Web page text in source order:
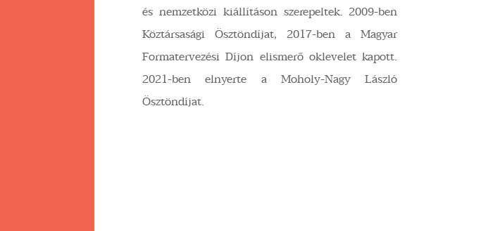
és nemzetközi kiállításon szerepeltek. 2009-ben
Köztársasági Ösztöndíjat, 2017-ben a Magyar
Formatervezési Díjon elismerő oklevelet kapott.
2021-ben elnyerte a Moholy-Nagy László
Ösztöndíjat.